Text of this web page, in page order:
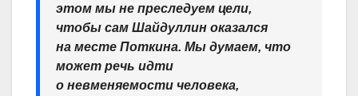
этом мы не преследуем цели,
чтобы сам Шайдуллин оказался
на месте Поткина. Мы думаем, что
может речь идти
о невменяемости человека,